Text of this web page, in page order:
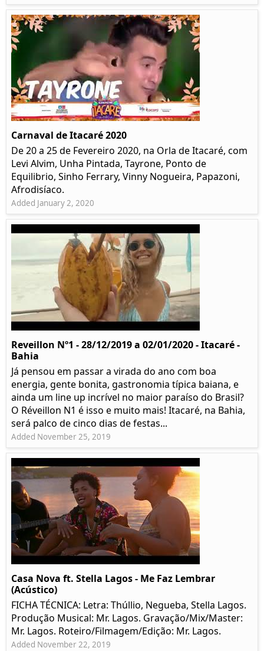
Carnaval de Itacaré 2020
De 20 a 25 de Fevereiro 2020, na Orla de Itacaré, com
Levi Alvim, Unha Pintada, Tayrone, Ponto de
Equilibrio, Sinho Ferrary, Vinny Nogueira, Papazoni,
Afrodisíaco.
Added January 2, 2020
Reveillon Nº1 - 28/12/2019 a 02/01/2020 - Itacaré -
Bahia
Já pensou em passar a virada do ano com boa
energia, gente bonita, gastronomia típica baiana, e
ainda um line up incrível no maior paraíso do Brasil?
O Réveillon N1 é isso e muito mais! Itacaré, na Bahia,
será palco de cinco dias de festas...
Added November 25, 2019
Casa Nova ft. Stella Lagos - Me Faz Lembrar
(Acústico)
FICHA TÉCNICA: Letra: Thúllio, Negueba, Stella Lagos.
Produção Musical: Mr. Lagos. Gravação/Mix/Master:
Mr. Lagos. Roteiro/Filmagem/Edição: Mr. Lagos.
Added November 22, 2019